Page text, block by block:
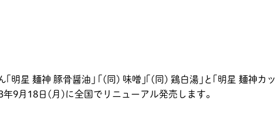
明星 麺神 豚骨醤油｣ ｢(同) 味噌｣｢(同) 鶏白湯｣と｢明星 麺神カッ
9月18日(月)に全国でリニューアル発売します。